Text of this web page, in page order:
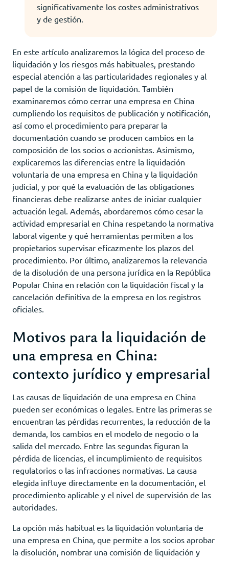
significativamente los costes administrativos
y de gestión.
En este artículo analizaremos la lógica del proceso de
liquidación y los riesgos más habituales, prestando
especial atención a las particularidades regionales y al
papel de la comisión de liquidación. También
examinaremos cómo cerrar una empresa en China
cumpliendo los requisitos de publicación y notificación,
así como el procedimiento para preparar la
documentación cuando se producen cambios en la
composición de los socios o accionistas. Asimismo,
explicaremos las diferencias entre la liquidación
voluntaria de una empresa en China y la liquidación
judicial, y por qué la evaluación de las obligaciones
financieras debe realizarse antes de iniciar cualquier
actuación legal. Además, abordaremos cómo cesar la
actividad empresarial en China respetando la normativa
laboral vigente y qué herramientas permiten a los
propietarios supervisar eficazmente los plazos del
procedimiento. Por último, analizaremos la relevancia
de la disolución de una persona jurídica en la República
Popular China en relación con la liquidación fiscal y la
cancelación definitiva de la empresa en los registros
oficiales.
Motivos para la liquidación de
una empresa en China:
contexto jurídico y empresarial
Las causas de liquidación de una empresa en China
pueden ser económicas o legales. Entre las primeras se
encuentran las pérdidas recurrentes, la reducción de la
demanda, los cambios en el modelo de negocio o la
salida del mercado. Entre las segundas figuran la
pérdida de licencias, el incumplimiento de requisitos
regulatorios o las infracciones normativas. La causa
elegida influye directamente en la documentación, el
procedimiento aplicable y el nivel de supervisión de las
autoridades.
La opción más habitual es la liquidación voluntaria de
una empresa en China, que permite a los socios aprobar
la disolución, nombrar una comisión de liquidación y